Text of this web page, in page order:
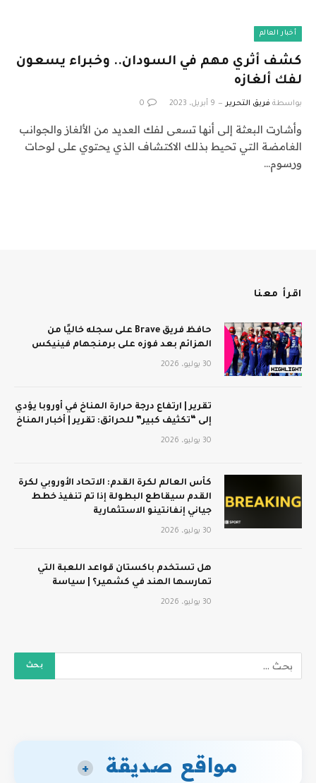
أخبار العالم
كشف أثري مهم في السودان.. وخبراء يسعون
لفك ألغازه
بواسطة فريق التحرير 9 أبريل، 2023 0
وأشارت البعثة إلى أنها تسعى لفك العديد من الألغاز والجوانب
الغامضة التي تحيط بذلك الاكتشاف الذي يحتوي على لوحات
ورسوم…
اقرأ معنا
حافظ فريق Brave على سجله خاليًا من
الهزائم بعد فوزه على برمنجهام فينيكس
30 يوليو، 2026
تقرير | ارتفاع درجة حرارة المناخ في أوروبا يؤدي
إلى “تكثيف كبير” للحرائق: تقرير | أخبار المناخ
30 يوليو، 2026
كأس العالم لكرة القدم: الاتحاد الأوروبي لكرة
القدم سيقاطع البطولة إذا تم تنفيذ خطط
جياني إنفانتينو الاستثمارية
30 يوليو، 2026
هل تستخدم باكستان قواعد اللعبة التي
تمارسها الهند في كشمير؟ | سياسة
30 يوليو، 2026
مواقع صديقة +